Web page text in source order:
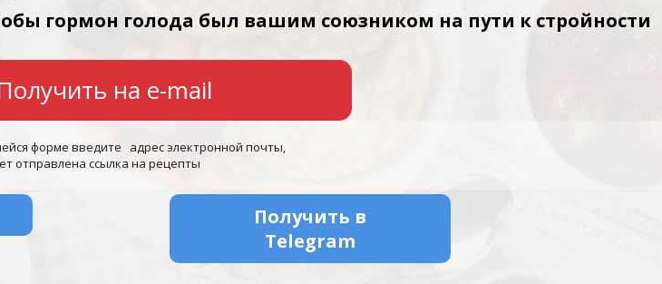
гормон голода был вашим союзником на пути к стройности
на e-mail
форме введите адрес электронной почты,
отправлена ссылка на рецепты
Получить в
Telegram